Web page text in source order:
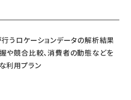
うロケーションデータの解析結果
や競合比較、消費者の動態などを
利用プラン